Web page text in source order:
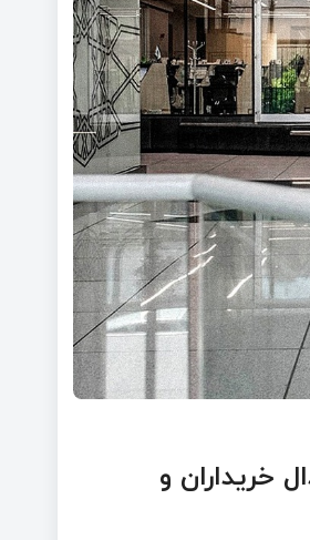
خریداران و